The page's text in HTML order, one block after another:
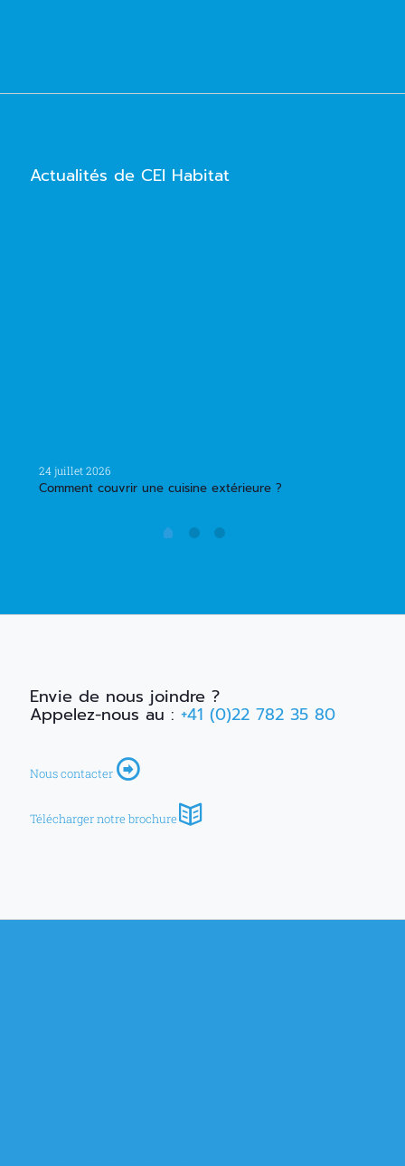
Actualités de CEI Habitat
24 juillet 2026
Comment couvrir une cuisine extérieure ?
Envie de nous joindre ?
Appelez-nous au : +41 (0)22 782 35 80
Nous contacter
Télécharger notre brochure